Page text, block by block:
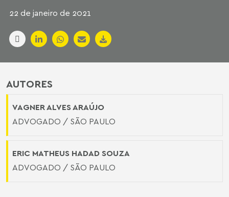
22 de janeiro de 2021
AUTORES
VAGNER ALVES ARAÚJO
ADVOGADO / SÃO PAULO
ERIC MATHEUS HADAD SOUZA
ADVOGADO / SÃO PAULO